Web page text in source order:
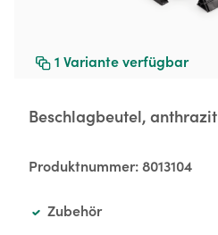
1 Variante verfügbar
Beschlagbeutel, anthrazit
Produktnummer:8013104
Zubehör